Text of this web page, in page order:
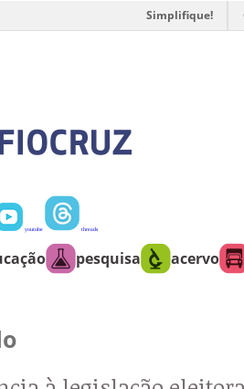
Simplifique!
youtube
threads
pesquisa acervo